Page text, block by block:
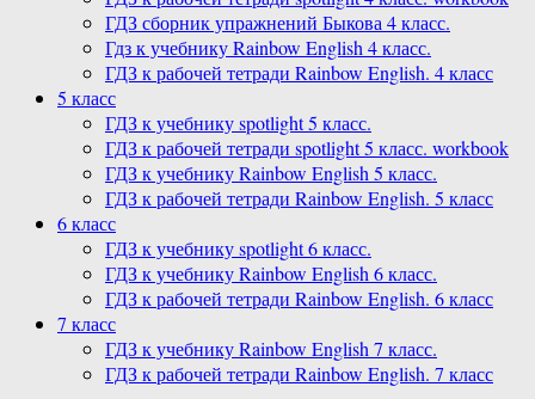
ГДЗ сборник упражнений Быкова 4 класс.
Гдз к учебнику Rainbow English 4 класс.
ГДЗ к рабочей тетради Rainbow English. 4 класс
5 класс
ГДЗ к учебнику spotlight 5 класс.
ГДЗ к рабочей тетради spotlight 5 класс. workbook
ГДЗ к учебнику Rainbow English 5 класс.
ГДЗ к рабочей тетради Rainbow English. 5 класс
6 класс
ГДЗ к учебнику spotlight 6 класс.
ГДЗ к учебнику Rainbow English 6 класс.
ГДЗ к рабочей тетради Rainbow English. 6 класс
7 класс
ГДЗ к учебнику Rainbow English 7 класс.
ГДЗ к рабочей тетради Rainbow English. 7 класс